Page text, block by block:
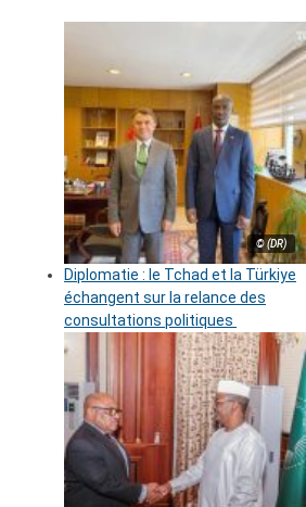
© (DR)
Diplomatie : le Tchad et la Türkiye
échangent sur la relance des
consultations politiques